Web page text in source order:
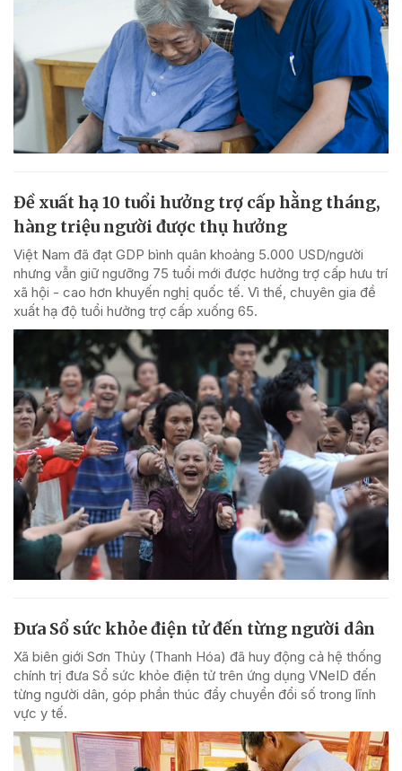
Đề xuất hạ 10 tuổi hưởng trợ cấp hằng tháng,
hàng triệu người được thụ hưởng
Việt Nam đã đạt GDP bình quân khoảng 5.000 USD/người
nhưng vẫn giữ ngưỡng 75 tuổi mới được hưởng trợ cấp hưu trí
xã hội - cao hơn khuyến nghị quốc tế. Vì thế, chuyên gia đề
xuất hạ độ tuổi hưởng trợ cấp xuống 65.
Đưa Sổ sức khỏe điện tử đến từng người dân
Xã biên giới Sơn Thủy (Thanh Hóa) đã huy động cả hệ thống
chính trị đưa Sổ sức khỏe điện tử trên ứng dụng VNeID đến
từng người dân, góp phần thúc đẩy chuyển đổi số trong lĩnh
vực y tế.